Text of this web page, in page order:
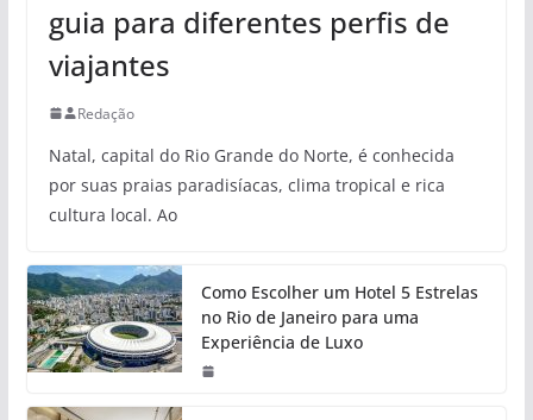
guia para diferentes perfis de
viajantes
Redação
Natal, capital do Rio Grande do Norte, é conhecida
por suas praias paradisíacas, clima tropical e rica
cultura local. Ao
Como Escolher um Hotel 5 Estrelas
no Rio de Janeiro para uma
Experiência de Luxo